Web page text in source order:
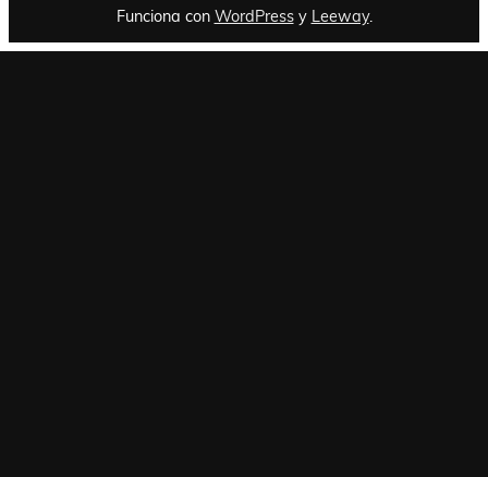
Funciona con WordPressy Leeway.